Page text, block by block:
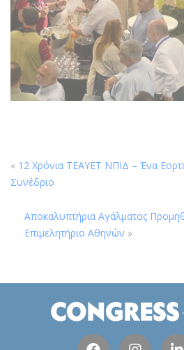
« 12 Χρόνια ΤΕΑΥΕΤ ΝΠΙΔ – Ένα
Συνέδριο
Αποκαλυπτήρια Αγάλματος
Επιμελητήριο Αθηνών »